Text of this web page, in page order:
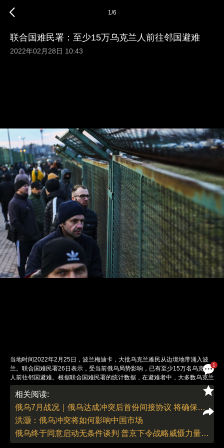
1
1/6
联合国难民署：至少15万乌克兰人前往邻国避难
2022年02月28日 10:43
当地时间2022年2月25日，波兰梅迪卡，大批乌克兰难民从边境地带涌入波
兰。联合国难民署26日表示，受当前俄乌局势影响，已有至少15万名乌克兰
人前往邻国避难。根据联合国难民署的统计数据，在避难者中，大多数乌克兰
人前往了波兰和摩尔多瓦，也有一些人选择稍远的匈牙利和罗马尼亚。乌克兰
国内还有至少10万人流离失所。图/视觉中国
责任编辑：白雪 | 版面编辑：白雪
相关阅读:
俄乌7月战况｜俄乌达成冲突后首份间接协议 将确保乌克兰粮食安全出口（更新中）
洪灏：俄乌冲突将如何影响中国市场
俄乌终于同意启动无条件谈判 普京下令战略威慑力量提升战备